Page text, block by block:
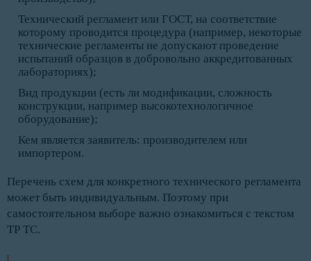
Технический регламент или ГОСТ, на соответствие
которому проводится процедура (например, некоторые
технические регламенты не допускают проведение
испытаний образцов в добровольно аккредитованных
лабораториях);
Вид продукции (есть ли модификации, сложность
конструкции, например высокотехнологичное
оборудование);
Кем является заявитель: производителем или
импортером.
Перечень схем для конкретного технического регламента
может быть индивидуальным. Поэтому при
самостоятельном выборе важно ознакомиться с текстом
ТР ТС.